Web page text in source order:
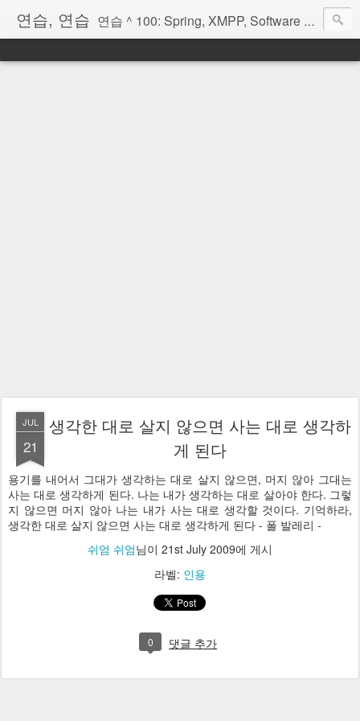
연습, 연습 연습 ^ 100: Spring, XMPP, Software Architecture, OSGi, Scala, Erlang
JUL
21
생각한 대로 살지 않으면 사는 대로 생각하
게 된다
용기를 내어서 그대가 생각하는 대로 살지 않으면, 머지 않아 그대는
사는 대로 생각하게 된다. 나는 내가 생각하는 대로 살아야 한다. 그렇
지 않으면 머지 않아 나는 내가 사는 대로 생각할 것이다. 기억하라,
생각한 대로 살지 않으면 사는 대로 생각하게 된다 - 폴 발레리 -
쉬엄 쉬엄님이 21st July 2009에 게시
라벨: 인용
0 댓글 추가